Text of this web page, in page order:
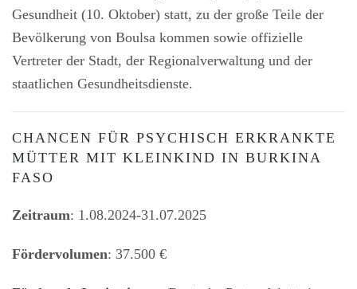
Gesundheit (10. Oktober) statt, zu der große Teile der
Bevölkerung von Boulsa kommen sowie offizielle
Vertreter der Stadt, der Regionalverwaltung und der
staatlichen Gesundheitsdienste.
CHANCEN FÜR PSYCHISCH ERKRANKTE
MÜTTER MIT KLEINKIND IN BURKINA
FASO
Zeitraum: 1.08.2024-31.07.2025
Fördervolumen: 37.500 €